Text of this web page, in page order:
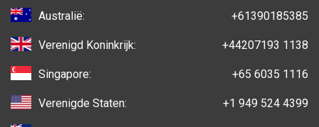
Australië: +61390185385
Verenigd Koninkrijk: +44207193 1138
Singapore: +65 6035 1116
Verenigde Staten: +1 949 524 4399